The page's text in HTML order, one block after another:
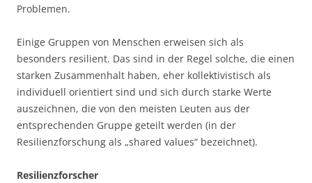
Problemen.
Einige Gruppen von Menschen erweisen sich als
besonders resilient. Das sind in der Regel solche, die einen
starken Zusammenhalt haben, eher kollektivistisch als
individuell orientiert sind und sich durch starke Werte
auszeichnen, die von den meisten Leuten aus der
entsprechenden Gruppe geteilt werden (in der
Resilienzforschung als „shared values“ bezeichnet).
Resilienzforscher